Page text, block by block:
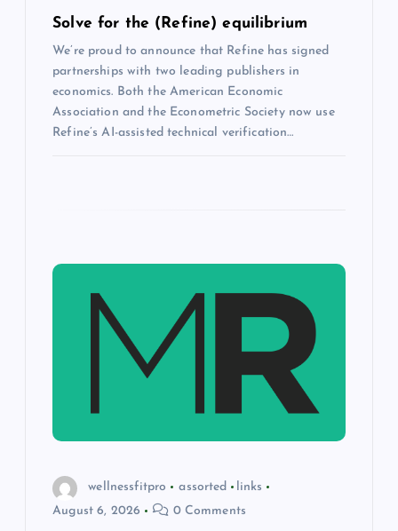
Solve for the (Refine) equilibrium
We’re proud to announce that Refine has signed
partnerships with two leading publishers in
economics. Both the American Economic
Association and the Econometric Society now use
Refine’s AI-assisted technical verification…
wellnessfitpro assorted
links
August 6, 2026
0 Comments